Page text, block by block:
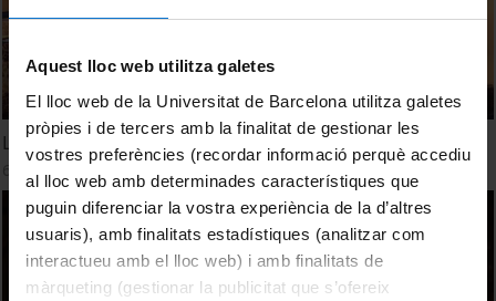
Aquest lloc web utilitza galetes
El lloc web de la Universitat de Barcelona utilitza galetes
pròpies i de tercers amb la finalitat de gestionar les
vostres preferències (recordar informació perquè accediu
al lloc web amb determinades característiques que
puguin diferenciar la vostra experiència de la d’altres
usuaris), amb finalitats estadístiques (analitzar com
interactueu amb el lloc web) i amb finalitats de
màrqueting (gestionar la publicitat que s’ofereix
L'entrevista: Montserrat Caballé
6 abril, 2011